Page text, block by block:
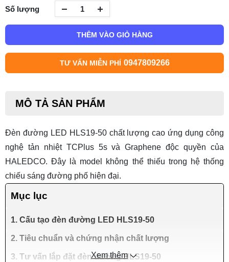
Số lượng
THÊM VÀO GIỎ HÀNG
TƯ VẤN MIỄN PHÍ 0947809266
MÔ TẢ SẢN PHẨM
Đèn đường LED HLS19-50chất lượng cao ứng dụng công
nghệ tản nhiệt TCPlus 5s và Graphene độc quyền của
HALEDCO. Đây là model không thể thiếu trong hệ thống
chiếu sáng đường phố hiện đại.
Mục lục
1. Cấu tạo đèn đường LED HLS19-50
2. Tiêu chuẩn và chứng nhận chất lượng
3. Tư vấn lắp đặt đèn đường HLS19-50
Xem thêm